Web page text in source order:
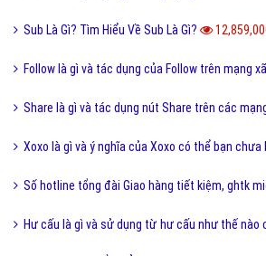
Sub Là Gì? Tìm Hiểu Về Sub Là Gì?
Follow là gì và tác dụng của Follow trên mạng
Share là gì và tác dụng nút Share trên các
Xoxo là gì và ý nghĩa của Xoxo có thể bạn chưa
Số hotline tổng đài Giao hàng tiết kiệm, ghtk
Hư cấu là gì và sử dụng từ hư cấu như thế nào